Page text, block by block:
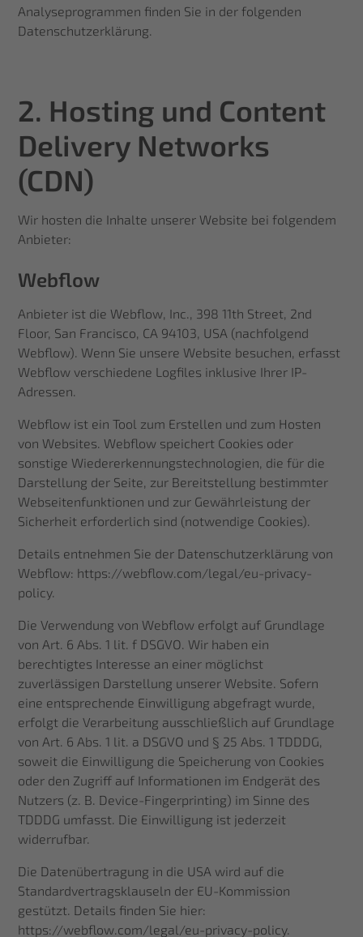
Analyseprogrammen finden Sie in der folgenden
Datenschutzerklärung.
2. Hosting und Content
Delivery Networks
(CDN)
Wir hosten die Inhalte unserer Website bei folgendem
Anbieter:
Webflow
Anbieter ist die Webflow, Inc., 398 11th Street, 2nd
Floor, San Francisco, CA 94103, USA (nachfolgend
Webflow). Wenn Sie unsere Website besuchen, erfasst
Webflow verschiedene Logfiles inklusive Ihrer IP-
Adressen.
Webflow ist ein Tool zum Erstellen und zum Hosten
von Websites. Webflow speichert Cookies oder
sonstige Wiedererkennungstechnologien, die für die
Darstellung der Seite, zur Bereitstellung bestimmter
Webseitenfunktionen und zur Gewährleistung der
Sicherheit erforderlich sind (notwendige Cookies).
Details entnehmen Sie der Datenschutzerklärung von
Webflow: https://webflow.com/legal/eu-privacy-
policy.
Die Verwendung von Webflow erfolgt auf Grundlage
von Art. 6 Abs. 1 lit. f DSGVO. Wir haben ein
berechtigtes Interesse an einer möglichst
zuverlässigen Darstellung unserer Website. Sofern
eine entsprechende Einwilligung abgefragt wurde,
erfolgt die Verarbeitung ausschließlich auf Grundlage
von Art. 6 Abs. 1 lit. a DSGVO und § 25 Abs. 1 TDDDG,
soweit die Einwilligung die Speicherung von Cookies
oder den Zugriff auf Informationen im Endgerät des
Nutzers (z. B. Device-Fingerprinting) im Sinne des
TDDDG umfasst. Die Einwilligung ist jederzeit
widerrufbar.
Die Datenübertragung in die USA wird auf die
Standardvertragsklauseln der EU-Kommission
gestützt. Details finden Sie hier:
https://webflow.com/legal/eu-privacy-policy.